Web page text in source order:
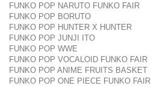
FUNKO POP NARUTO FUNKO FAIR
FUNKO POP BORUTO
FUNKO POP HUNTER X HUNTER
FUNKO POP JUNJI ITO
FUNKO POP WWE
FUNKO POP VOCALOID FUNKO FAIR
FUNKO POP ANIME FRUITS BASKET
FUNKO POP ONE PIECE FUNKO FAIR